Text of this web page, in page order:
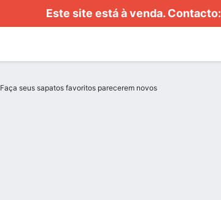
Este site está à venda. Contacto:
Faça seus sapatos favoritos parecerem novos